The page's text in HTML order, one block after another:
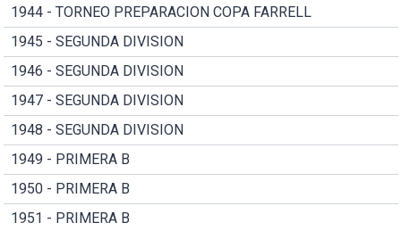
1944 - TORNEO PREPARACION COPA FARRELL
1945 - SEGUNDA DIVISION
1946 - SEGUNDA DIVISION
1947 - SEGUNDA DIVISION
1948 - SEGUNDA DIVISION
1949 - PRIMERA B
1950 - PRIMERA B
1951 - PRIMERA B